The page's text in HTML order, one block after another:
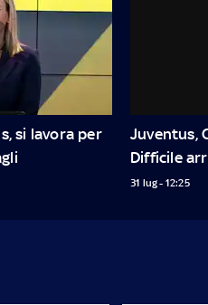
si lavora per
Juventus,
Difficile
31 lug - 12:25